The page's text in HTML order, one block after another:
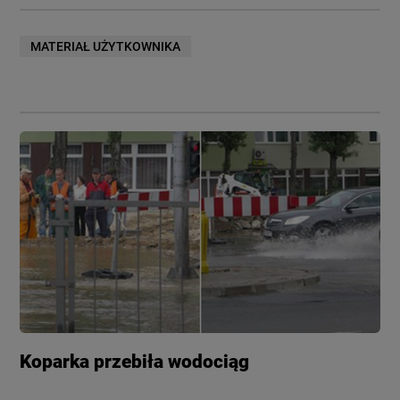
MATERIAŁ UŻYTKOWNIKA
Koparka przebiła wodociąg